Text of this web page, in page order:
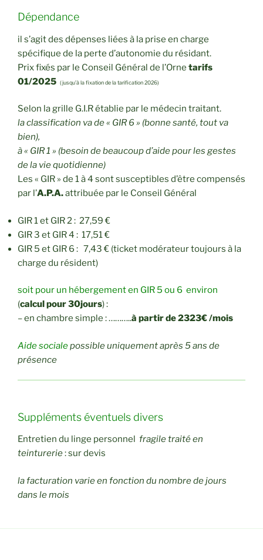
Dépendance
il s’agit des dépenses liées à la prise en charge
spécifique de la perte d’autonomie du résidant.
Prix fixés par le Conseil Général de l’Orne tarifs
01/2025 (jusqu’à la fixation de la tarification 2026)
Selon la grille G.I.R établie par le médecin traitant.
la classification va de « GIR 6 » (bonne santé, tout va
bien),
à « GIR 1 » (besoin de beaucoup d’aide pour les gestes
de la vie quotidienne)
Les « GIR » de 1 à 4 sont susceptibles d’être compensés
par l’A.P.A.attribuée par le Conseil Général
GIR 1 et GIR 2 : 27,59 €
GIR 3 et GIR 4 : 17,51 €
GIR 5 et GIR 6 : 7,43 € (ticket modérateur toujours à la
charge du résident)
soit pour un hébergement en GIR 5 ou 6 environ
(calcul pour 30jours) :
– en chambre simple : ………..à partir de 2323€ /mois
Aide socialepossible uniquement après 5 ans de
présence
Suppléments éventuels divers
Entretien du linge personnel fragile traité en
teinturerie: sur devis
la facturation varie en fonction du nombre de jours
dans le mois